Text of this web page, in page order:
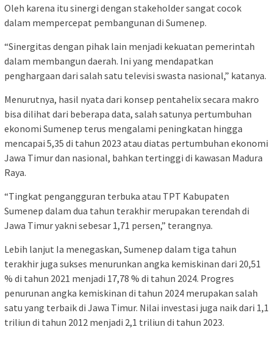
Oleh karena itu sinergi dengan stakeholder sangat cocok
dalam mempercepat pembangunan di Sumenep.
“Sinergitas dengan pihak lain menjadi kekuatan pemerintah
dalam membangun daerah. Ini yang mendapatkan
penghargaan dari salah satu televisi swasta nasional,” katanya.
Menurutnya, hasil nyata dari konsep pentahelix secara makro
bisa dilihat dari beberapa data, salah satunya pertumbuhan
ekonomi Sumenep terus mengalami peningkatan hingga
mencapai 5,35 di tahun 2023 atau diatas pertumbuhan ekonomi
Jawa Timur dan nasional, bahkan tertinggi di kawasan Madura
Raya.
“Tingkat pengangguran terbuka atau TPT Kabupaten
Sumenep dalam dua tahun terakhir merupakan terendah di
Jawa Timur yakni sebesar 1,71 persen,” terangnya.
Lebih lanjut Ia menegaskan, Sumenep dalam tiga tahun
terakhir juga sukses menurunkan angka kemiskinan dari 20,51
% di tahun 2021 menjadi 17,78 % di tahun 2024. Progres
penurunan angka kemiskinan di tahun 2024 merupakan salah
satu yang terbaik di Jawa Timur. Nilai investasi juga naik dari 1,1
triliun di tahun 2012 menjadi 2,1 triliun di tahun 2023.